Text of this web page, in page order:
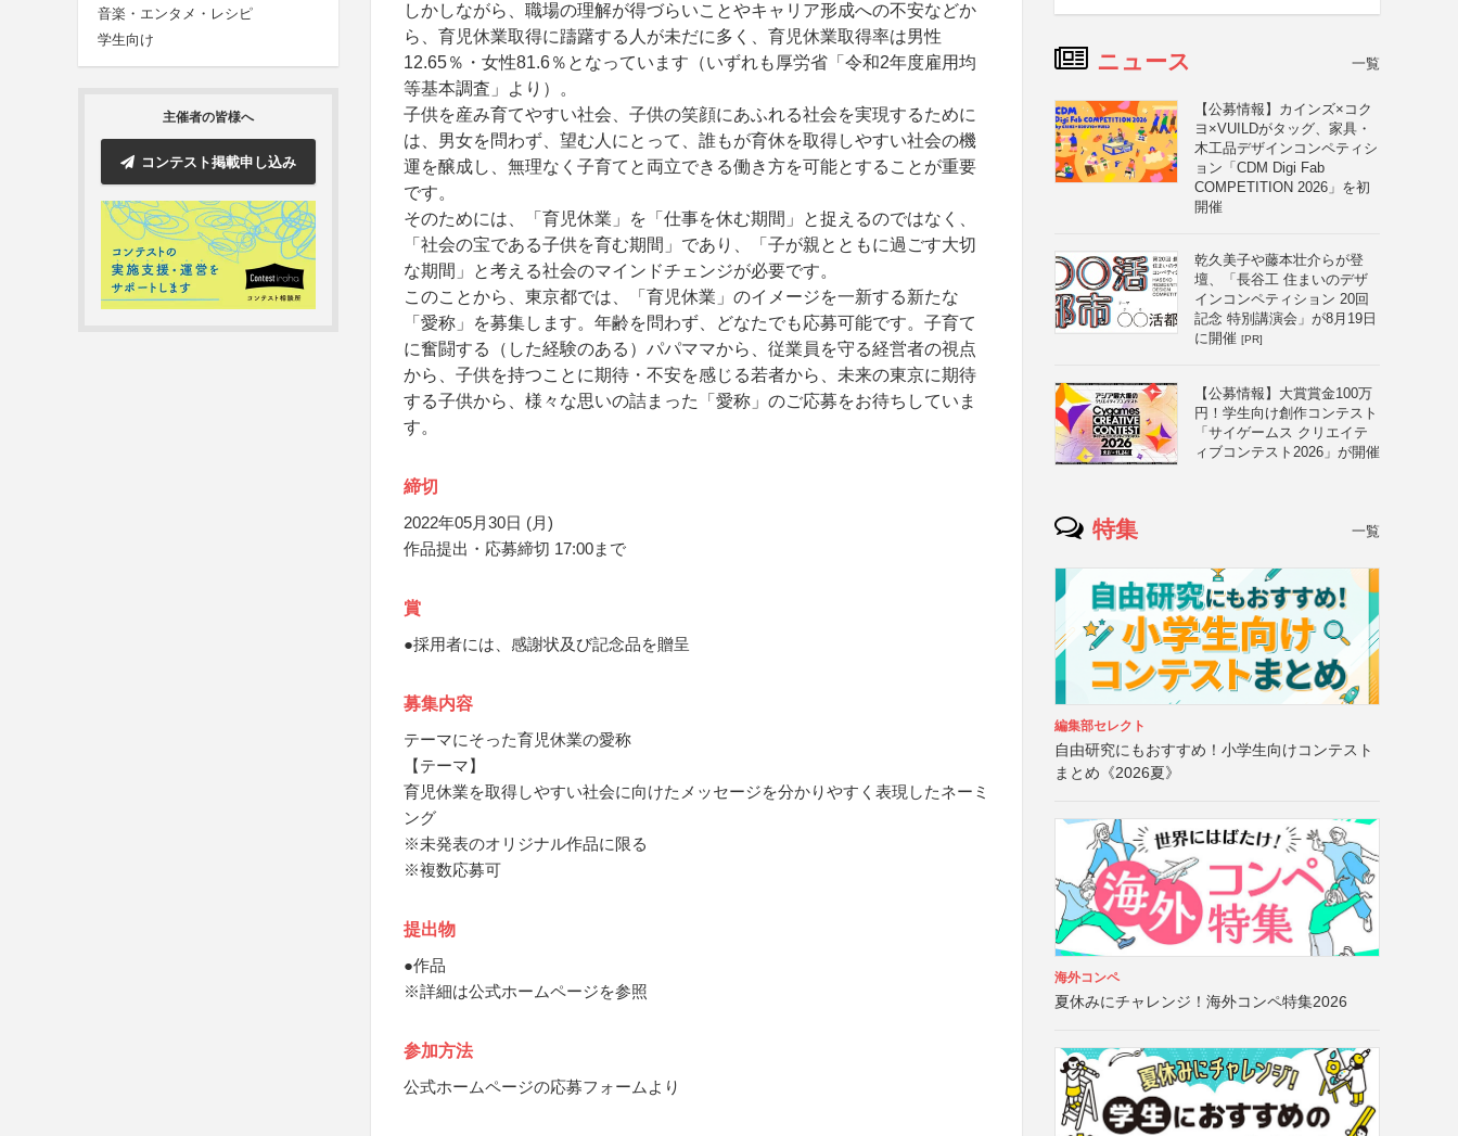
音楽・エンタメ・レシピ
学生向け
主催者の皆様へ
コンテスト掲載申し込み
しかしながら、職場の理解が得づらいことやキャリア形成への不安などか
ら、育児休業取得に躊躇する人が未だに多く、育児休業取得率は男性
12.65％・女性81.6％となっています（いずれも厚労省「令和2年度雇用均
等基本調査」より）。
子供を産み育てやすい社会、子供の笑顔にあふれる社会を実現するために
は、男女を問わず、望む人にとって、誰もが育休を取得しやすい社会の機
運を醸成し、無理なく子育てと両立できる働き方を可能とすることが重要
です。
そのためには、「育児休業」を「仕事を休む期間」と捉えるのではなく、
「社会の宝である子供を育む期間」であり、「子が親とともに過ごす大切
な期間」と考える社会のマインドチェンジが必要です。
このことから、東京都では、「育児休業」のイメージを一新する新たな
「愛称」を募集します。年齢を問わず、どなたでも応募可能です。子育て
に奮闘する（した経験のある）パパママから、従業員を守る経営者の視点
から、子供を持つことに期待・不安を感じる若者から、未来の東京に期待
する子供から、様々な思いの詰まった「愛称」のご応募をお待ちしていま
す。
締切
2022年05月30日 (月)
作品提出・応募締切 17:00まで
賞
●採用者には、感謝状及び記念品を贈呈
募集内容
テーマにそった育児休業の愛称
【テーマ】
育児休業を取得しやすい社会に向けたメッセージを分かりやすく表現したネーミ
ング
※未発表のオリジナル作品に限る
※複数応募可
提出物
●作品
※詳細は公式ホームページを参照
参加方法
公式ホームページの応募フォームより
ニュース 一覧
【公募情報】カインズ×コク
ヨ×VUILDがタッグ、家具・
木工品デザインコンペティシ
ョン「CDM Digi Fab
COMPETITION 2026」を初
開催
乾久美子や藤本壮介らが登
壇、「長谷工 住まいのデザ
インコンペティション 20回
記念 特別講演会」が8月19日
に開催 [PR]
【公募情報】大賞賞金100万
円！学生向け創作コンテスト
「サイゲームス クリエイテ
ィブコンテスト2026」が開催
特集 一覧
編集部セレクト
自由研究にもおすすめ！小学生向けコンテスト
まとめ《2026夏》
海外コンペ
夏休みにチャレンジ！海外コンペ特集2026